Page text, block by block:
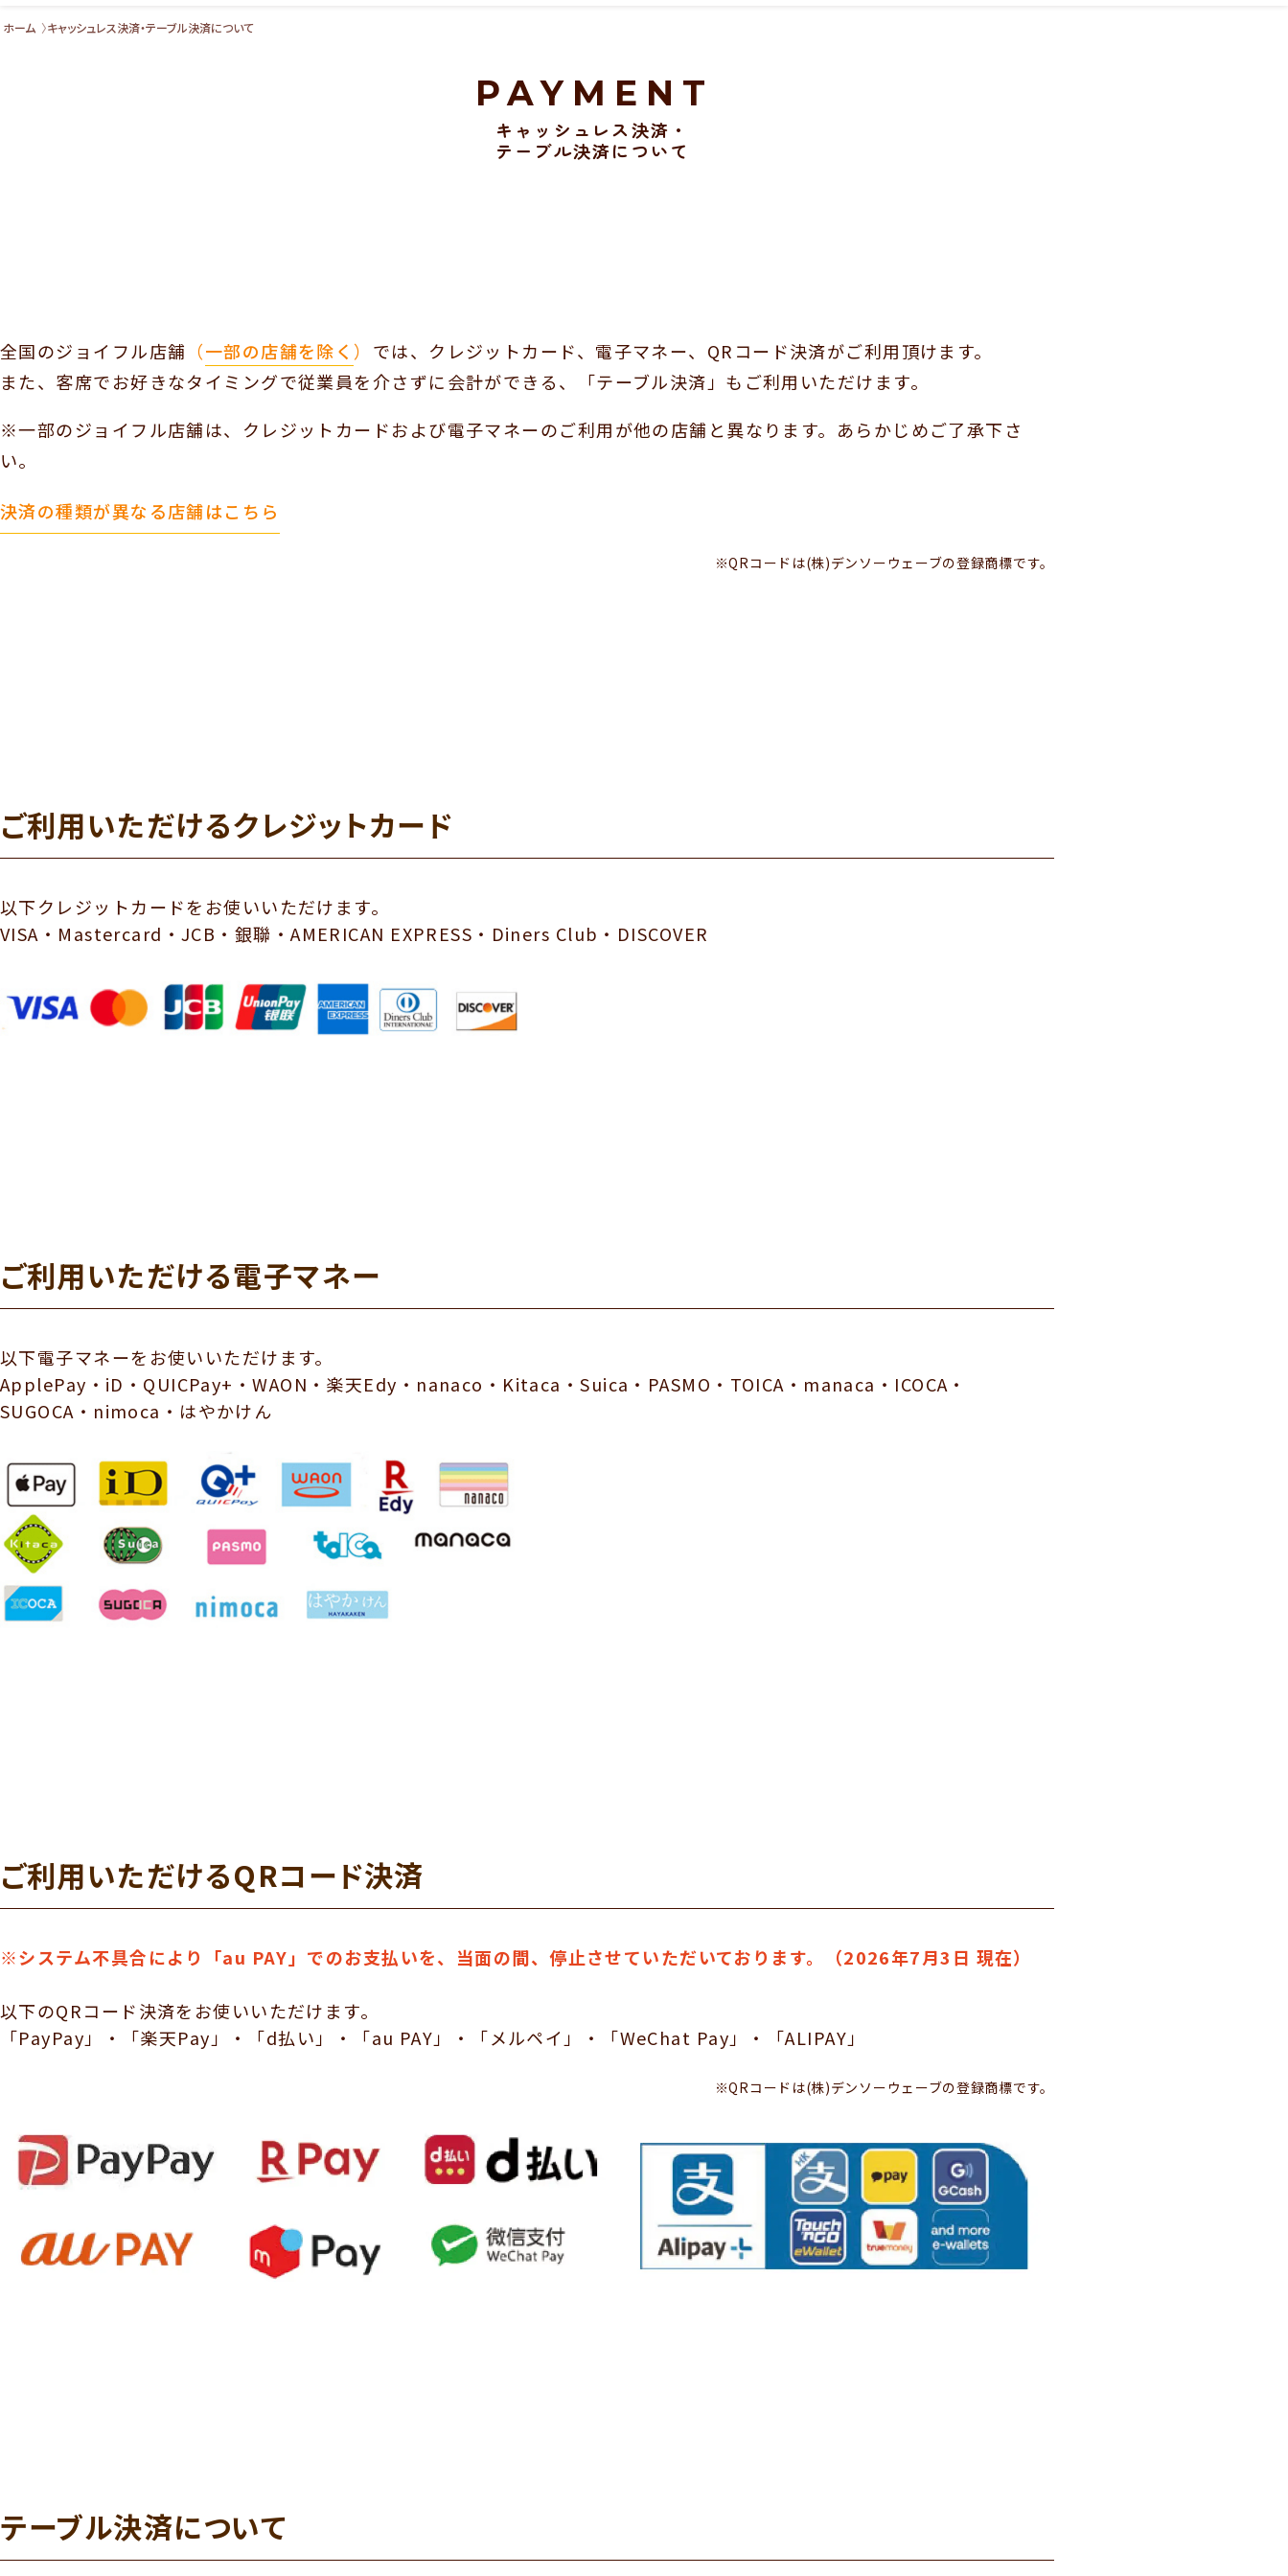
ホーム キャッシュレス決済・テーブル決済について
PAYMENT
キャッシュレス決済・
テーブル決済について
全国のジョイフル店舗 （一部の店舗を除く） では、クレジットカード、電子マネー、QRコード決済がご利用頂けます。
また、客席でお好きなタイミングで従業員を介さずに会計ができる、「テーブル決済」もご利用いただけます。
※一部のジョイフル店舗は、クレジットカードおよび電子マネーのご利用が他の店舗と異なります。あらかじめご了承下さ
い。
決済の種類が異なる店舗はこちら
※QRコードは(株)デンソーウェーブの登録商標です。
ご利用いただけるクレジットカード
以下クレジットカードをお使いいただけます。
VISA・Mastercard・JCB・銀聯・AMERICAN EXPRESS・Diners Club・DISCOVER
ご利用いただける電子マネー
以下電子マネーをお使いいただけます。
ApplePay・iD・QUICPay+・WAON・楽天Edy・nanaco・Kitaca・Suica・PASMO・TOICA・manaca・ICOCA・
SUGOCA・nimoca・はやかけん
ご利用いただけるQRコード決済
※システム不具合により「au PAY」でのお支払いを、当面の間、停止させていただいております。（2026年7月3日 現在）
以下のQRコード決済をお使いいただけます。
「PayPay」・「楽天Pay」・「d払い」・「au PAY」・「メルペイ」・「WeChat Pay」・「ALIPAY」
※QRコードは(株)デンソーウェーブの登録商標です。
テーブル決済について